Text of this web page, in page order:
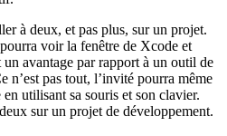
à deux, et pas plus, sur un projet.
voir la fenêtre de Xcode et
avantage par rapport à un outil de
n’est pas tout, l’invité pourra même
utilisant sa souris et son clavier.
sur un projet de développement.